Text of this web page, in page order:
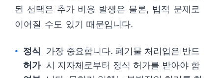
된 선택은 추가 비용 발생은 물론, 법적 문제로
이어질 수도 있기 때문입니다.
정식
허가
가장 중요합니다. 폐기물 처리업은 반드
시 지자체로부터 정식 허가를 받아야 합